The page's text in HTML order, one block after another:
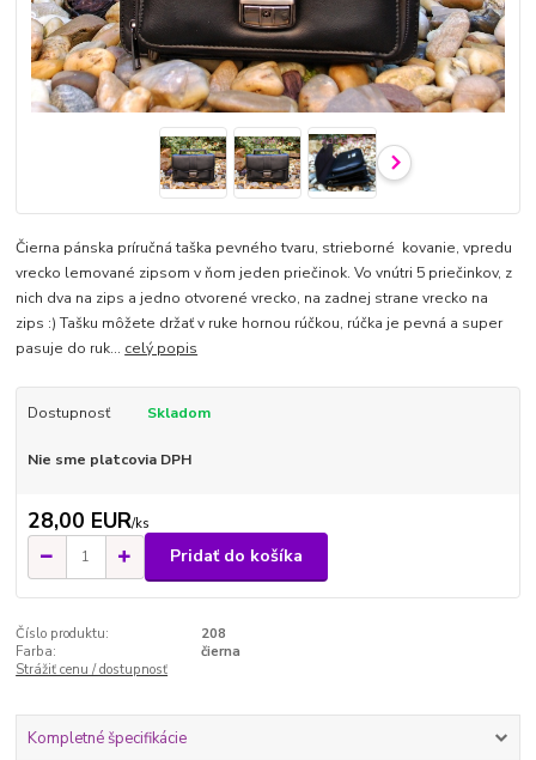
Čierna pánska príručná taška pevného tvaru, strieborné kovanie, vpredu
vrecko lemované zipsom v ňom jeden priečinok. Vo vnútri 5 priečinkov, z
nich dva na zips a jedno otvorené vrecko, na zadnej strane vrecko na
zips :) Tašku môžete držať v ruke hornou rúčkou, rúčka je pevná a super
pasuje do ruk... celý popis
Dostupnosť Skladom
Nie sme platcovia DPH
28,00 EUR/ks
Pridať do košíka
Číslo produktu:
208
Farba:
čierna
Strážiť cenu / dostupnosť
Kompletné špecifikácie